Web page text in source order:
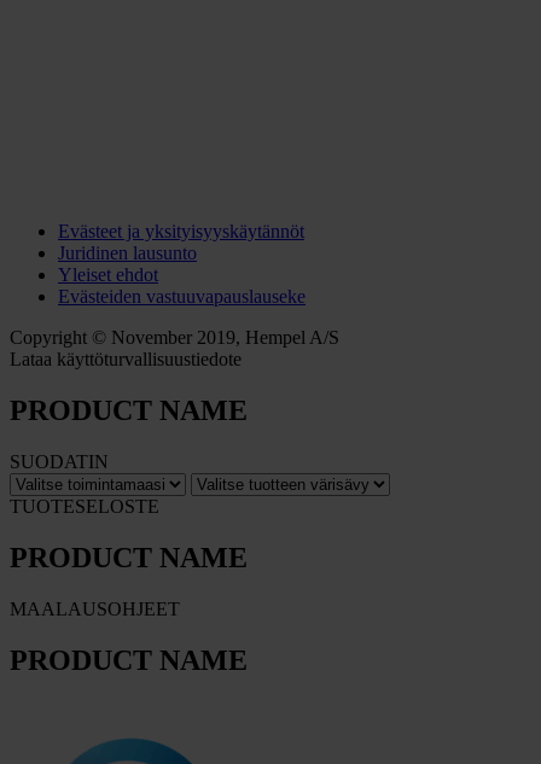
Evästeet ja yksityisyyskäytännöt
Juridinen lausunto
Yleiset ehdot
Evästeiden vastuuvapauslauseke
Copyright © November 2019, Hempel A/S
Lataa käyttöturvallisuustiedote
PRODUCT NAME
SUODATIN
TUOTESELOSTE
PRODUCT NAME
MAALAUSOHJEET
PRODUCT NAME